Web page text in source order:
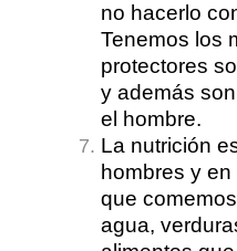
no hacerlo
Tenemos los
protectores
y además
el hombre.
La nutrición
hombres y
que
agua,